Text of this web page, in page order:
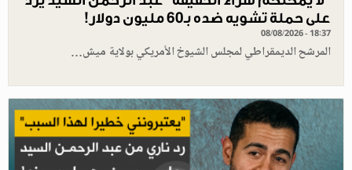
على حملة تشويه ضده بـ60 مليون دولار!
08/08/2026 - 18:37
المرشح الديمقراطي لمجلس الشيوخ الأمريكي بولاية ميش…